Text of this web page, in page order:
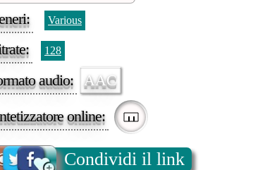
Various
128
audio: AAC
online:
Condividi il link